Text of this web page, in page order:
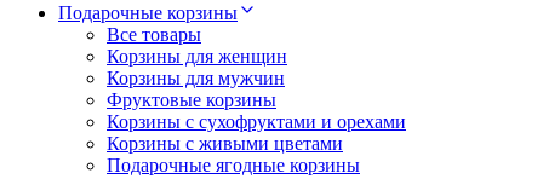
Подарочные корзины
Все товары
Корзины для женщин
Корзины для мужчин
Фруктовые корзины
Корзины с сухофруктами и орехами
Корзины с живыми цветами
Подарочные ягодные корзины